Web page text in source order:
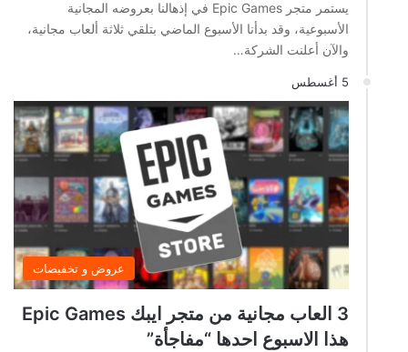
يستمر متجر Epic Games في إذهالنا بعروضه المجانية
الأسبوعية، وقد بدأنا الأسبوع الماضي بتلقي ثلاثة ألعاب مجانية،
والآن أعلنت الشركة…
5 أغسطس
عروض و تخفيضات
3 العاب مجانية من متجر ايبك Epic Games
هذا الاسبوع احدها “مفاجأة”